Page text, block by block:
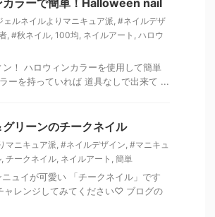
カラーで簡単！Halloween nail
ェルネイルよりマニキュア派, #ネイルデザ
, #秋ネイル, 100均, ネイルアート , ハロウ
！ ハロウィンカラーを使用して簡単
ーを持っていれば 道具なしで出来て ...
グリーンのチークネイル
マニキュア派, #ネイルデザイン, #マニキュ
, チークネイル, ネイルアート , 簡単
ュイが可愛い 「チークネイル」です
ャレンジしてみてください♡ ブログの